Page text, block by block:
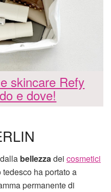
skincare Refy
e dove!
bellezzadei cosmetici
ha portato a
permanente di